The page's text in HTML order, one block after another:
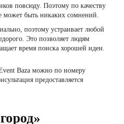
повсюду. Поэтому по качеству
может быть никаких сомнений.
поэтому устраивает любой
Это позволяет людям
время поиска хорошей идеи.
Baza можно по номеру
предоставляется